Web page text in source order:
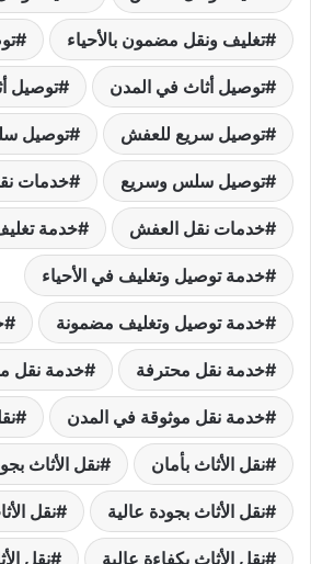
تغليف ونقل مضمون بالأحياء
توصيل أثاث في المدن توصيل
توصيل سريع للعفش توصيل
توصيل سلس وسريع خدمات
خدمات نقل العفش خدمة
خدمة توصيل وتغليف في الأحياء
خدمة توصيل وتغليف مضمونة
خدمة نقل محترفة خدمة نقل
خدمة نقل موثوقة في المدن
نقل الأثاث بأمان نقل الأثاث
نقل الأثاث بجودة عالية نقل
نقل الأثاث بكفاءة عالية نقل